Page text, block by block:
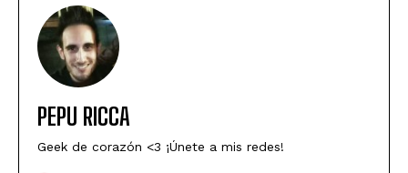
PEPU RICCA
Geek de corazón <3 ¡Únete a mis redes!